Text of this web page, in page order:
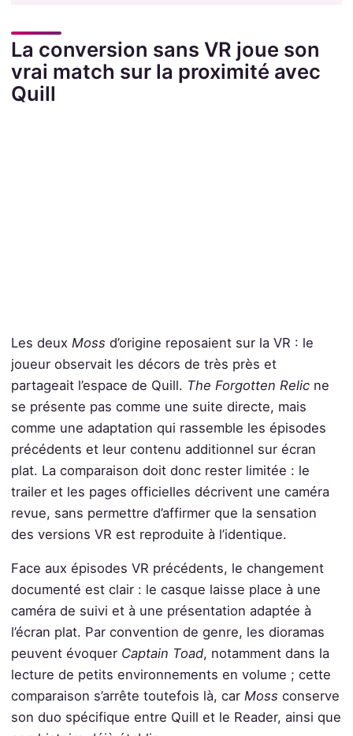
La conversion sans VR joue son
vrai match sur la proximité avec
Quill
Les deux Moss d’origine reposaient sur la VR : le
joueur observait les décors de très près et
partageait l’espace de Quill. The Forgotten Relicne
se présente pas comme une suite directe, mais
comme une adaptation qui rassemble les épisodes
précédents et leur contenu additionnel sur écran
plat. La comparaison doit donc rester limitée : le
trailer et les pages officielles décrivent une caméra
revue, sans permettre d’affirmer que la sensation
des versions VR est reproduite à l’identique.
Face aux épisodes VR précédents, le changement
documenté est clair : le casque laisse place à une
caméra de suivi et à une présentation adaptée à
l’écran plat. Par convention de genre, les dioramas
peuvent évoquer Captain Toad, notamment dans la
lecture de petits environnements en volume ; cette
comparaison s’arrête toutefois là, car Moss conserve
son duo spécifique entre Quill et le Reader, ainsi que